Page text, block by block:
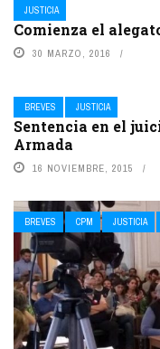
JUSTICIA
Comienza el
30 MARZO, 2016
BREVES JUSTICIA
Sentencia en el
Armada
16 NOVIEMBRE, 2015
BREVES CPM JUSTICIA